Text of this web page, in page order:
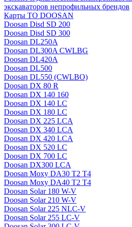
экскаваторов непрофильных брендов
Карты ТО DOOSAN
Doosan Disd SD 200
Doosan Disd SD 300
Doosan DL250A
Doosan DL300A CWLBG
Doosan DL420A
Doosan DL500
Doosan DL550 (CWLBO)
Doosan DX 80 R
Doosan DX 140 160
Doosan DX 140 LC
Doosan DX 180 LC
Doosan DX 225 LCA
Doosan DX 340 LCA
Doosan DX 420 LCA
Doosan DX 520 LC
Doosan DX 700 LC
Doosan DX300 LCA
Doosan Moxy DA30 T2 T4
Doosan Moxy DA40 T2 T4
Doosan Solar 180 W-V
Doosan Solar 210 W-V
Doosan Solar 225 NLC-V
Doosan Solar 255 LC-V